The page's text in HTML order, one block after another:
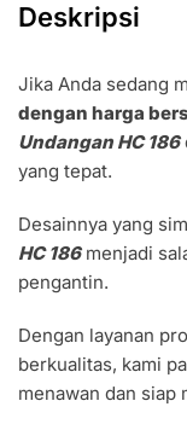
Deskripsi
Jika Anda sedang
dengan harga
Undangan HC 186
yang tepat.
Desainnya yang
HC 186menjadi
pengantin.
Dengan layanan
berkualitas, kami
menawan dan siap